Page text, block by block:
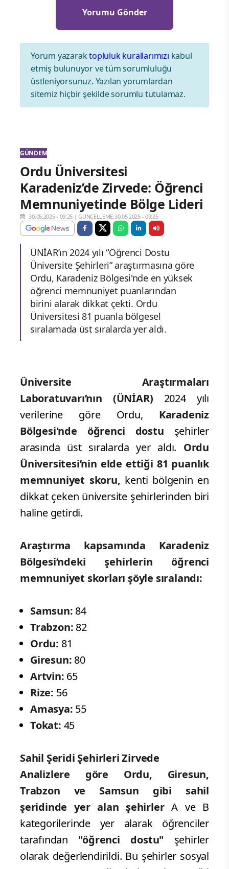
Yorum yazaraktopluluk kurallarımızı kabul
etmiş bulunuyor ve tüm sorumluluğu
üstleniyorsunuz. Yazılan yorumlardan
sitemiz hiçbir şekilde sorumlu tutulamaz.
GÜNDEM
Ordu Üniversitesi
Karadeniz’de Zirvede: Öğrenci
Memnuniyetinde Bölge Lideri
30.05.2025 - 09:25 |GÜNCELLEME:30.05.2025 - 09:25
ÜNİAR’ın 2024 yılı “Öğrenci Dostu
Üniversite Şehirleri” araştırmasına göre
Ordu, Karadeniz Bölgesi'nde en yüksek
öğrenci memnuniyet puanlarından
birini alarak dikkat çekti. Ordu
Üniversitesi 81 puanla bölgesel
sıralamada üst sıralarda yer aldı.
Üniversite Araştırmaları
Laboratuvarı’nın (ÜNİAR) 2024 yılı
verilerine göre Ordu, Karadeniz
Bölgesi'nde öğrenci dostu şehirler
arasında üst sıralarda yer aldı. Ordu
Üniversitesi’nin elde ettiği 81 puanlık
memnuniyet skoru, kenti bölgenin en
dikkat çeken üniversite şehirlerinden biri
haline getirdi.
Araştırma kapsamında Karadeniz
Bölgesi’ndeki şehirlerin öğrenci
memnuniyet skorları şöyle sıralandı:
Samsun: 84
Trabzon: 82
Ordu: 81
Giresun: 80
Artvin: 65
Rize: 56
Amasya: 55
Tokat: 45
Sahil Şeridi Şehirleri Zirvede
Analizlere göre Ordu, Giresun,
Trabzon ve Samsun gibi sahil
şeridinde yer alan şehirlerA ve B
kategorilerinde yer alarak öğrenciler
tarafından "öğrenci dostu" şehirler
olarak değerlendirildi. Bu şehirler sosyal